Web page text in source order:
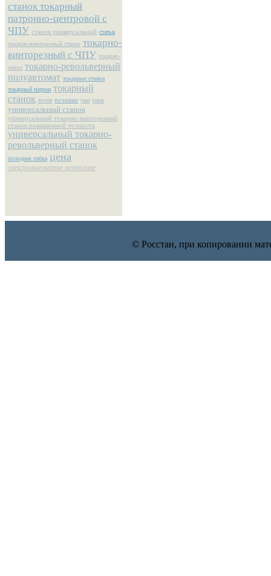
станок токарный
патронно-центровой с
ЧПУ станок универсальный статьи
токарно-винторезный станок токарно-
винторезный с ЧПУ токарно-
револ токарно-револьверный
полуавтомат токарные станки
токарный патрон токарный
станок точен точение уни унив
универсальный станок
универсальный токарно-винторезный
станок повышенной точности
универсальный токарно-
револьверный станок
холодная гибка цена
электромагнитное основание
© Росстан, при копировании